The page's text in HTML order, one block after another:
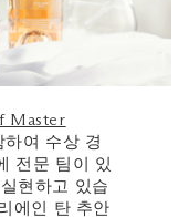
Master
여 수상 경
전문 팀이 있
현하고 있습
에인 탄 추안